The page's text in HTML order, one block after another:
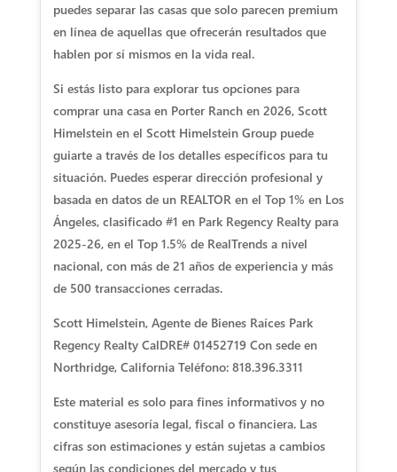
puedes separar las casas que solo parecen premium
en línea de aquellas que ofrecerán resultados que
hablen por sí mismos en la vida real.
Si estás listo para explorar tus opciones para
comprar una casa en Porter Ranch en 2026, Scott
Himelstein en el Scott Himelstein Group puede
guiarte a través de los detalles específicos para tu
situación. Puedes esperar dirección profesional y
basada en datos de un REALTOR en el Top 1% en Los
Ángeles, clasificado #1 en Park Regency Realty para
2025-26, en el Top 1.5% de RealTrends a nivel
nacional, con más de 21 años de experiencia y más
de 500 transacciones cerradas.
Scott Himelstein, Agente de Bienes Raíces Park
Regency Realty CalDRE# 01452719 Con sede en
Northridge, California Teléfono: 818.396.3311
Este material es solo para fines informativos y no
constituye asesoría legal, fiscal o financiera. Las
cifras son estimaciones y están sujetas a cambios
según las condiciones del mercado y tus